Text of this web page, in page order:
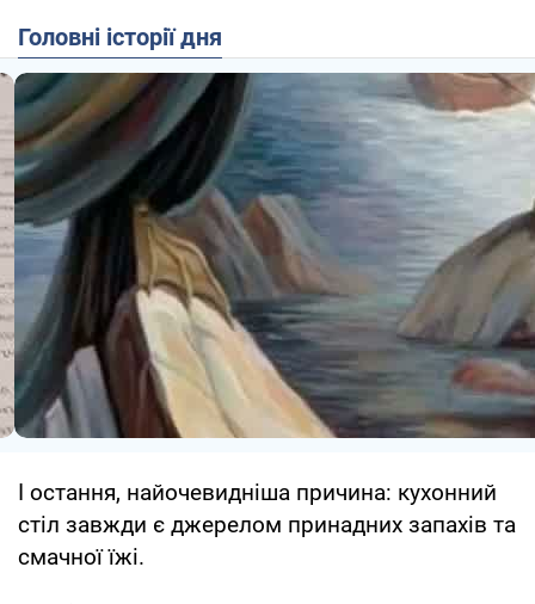
Головні історії дня
І остання, найочевидніша причина: кухонний
стіл завжди є джерелом принадних запахів та
смачної їжі.